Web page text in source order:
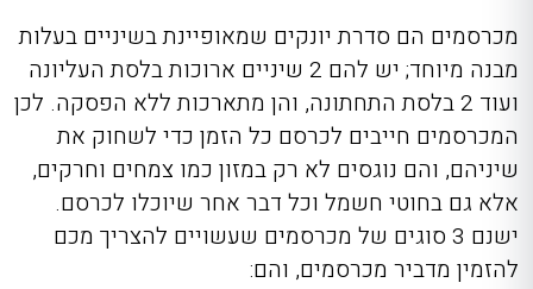
מכרסמים הם סדרת יונקים שמאופיינת בשיניים בעלות
מבנה מיוחד; יש להם 2 שיניים ארוכות בלסת העליונה
ועוד 2 בלסת התחתונה, והן מתארכות ללא הפסקה. לכן
המכרסמים חייבים לכרסם כל הזמן כדי לשחוק את
שיניהם, והם נוגסים לא רק במזון כמו צמחים וחרקים,
אלא גם בחוטי חשמל וכל דבר אחר שיוכלו לכרסם.
ישנם 3 סוגים של מכרסמים שעשויים להצריך מכם
להזמין מדביר מכרסמים, והם: